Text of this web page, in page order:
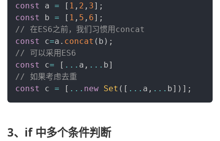
const a = [ 1 , 2 , 3] ;
const
b = [ 1 , 5 , 6] ;
// 在ES6之前，我们习惯用concat
const
c=a . concat ( b ) ;
// 可以采用ES6
const
c= [ ... a , ... b]
// 如果考虑去重
const
c = [ ... new Set ( [ ... a , ... b] ) ] ;
3、if 中多个条件判断